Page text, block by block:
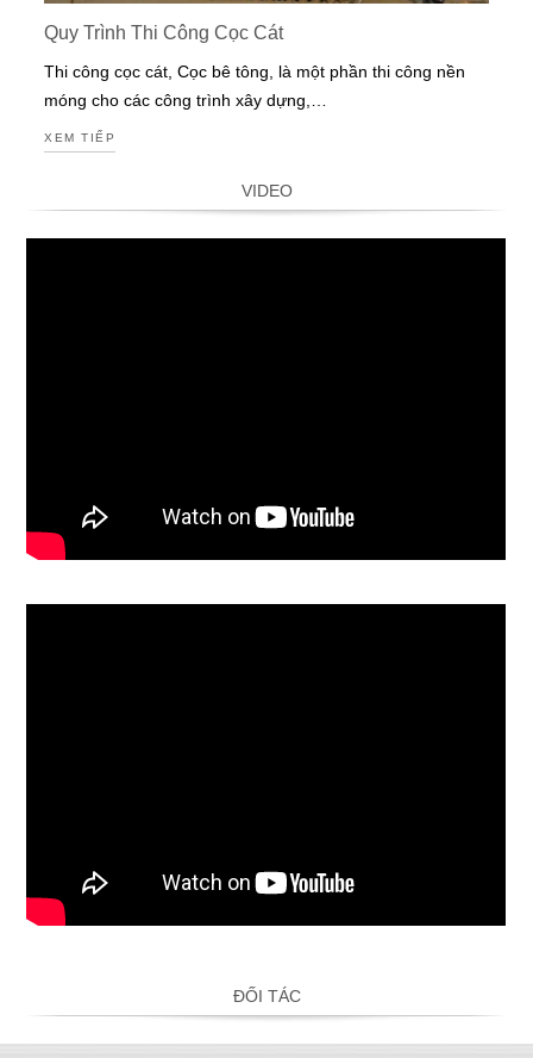
Quy Trình Thi Công Cọc Cát
Thi công cọc cát, Cọc bê tông, là một phần thi công nền
móng cho các công trình xây dựng,…
XEM TIẾP
VIDEO
ĐỐI TÁC